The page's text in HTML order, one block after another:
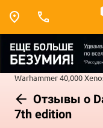
Warhammer 40,000
Отзывы о
7th edition